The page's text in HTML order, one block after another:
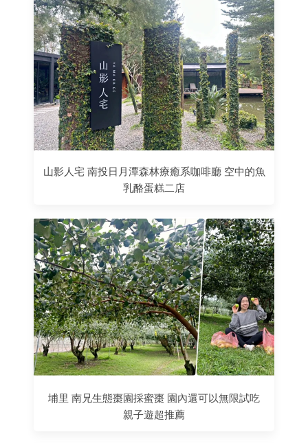
山影人宅 南投日月潭森林療癒系咖啡廳 空中的魚
乳酪蛋糕二店
埔里 南兄生態棗園採蜜棗 園內還可以無限試吃
親子遊超推薦